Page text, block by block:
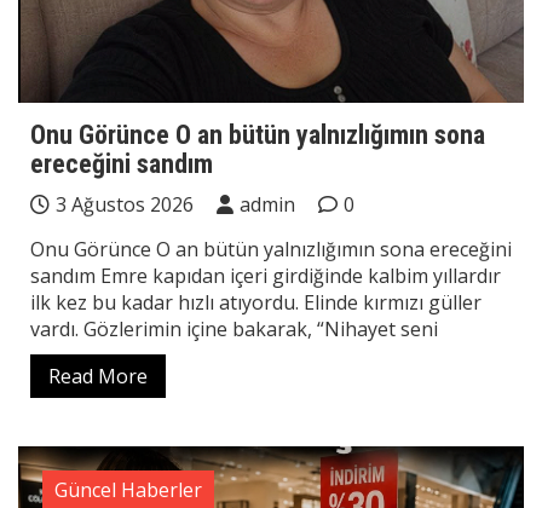
Onu Görünce O an bütün yalnızlığımın sona
ereceğini sandım
3 Ağustos 2026 admin
0
Onu Görünce O an bütün yalnızlığımın sona ereceğini
sandım Emre kapıdan içeri girdiğinde kalbim yıllardır
ilk kez bu kadar hızlı atıyordu. Elinde kırmızı güller
vardı. Gözlerimin içine bakarak, “Nihayet seni
Read More
Güncel Haberler